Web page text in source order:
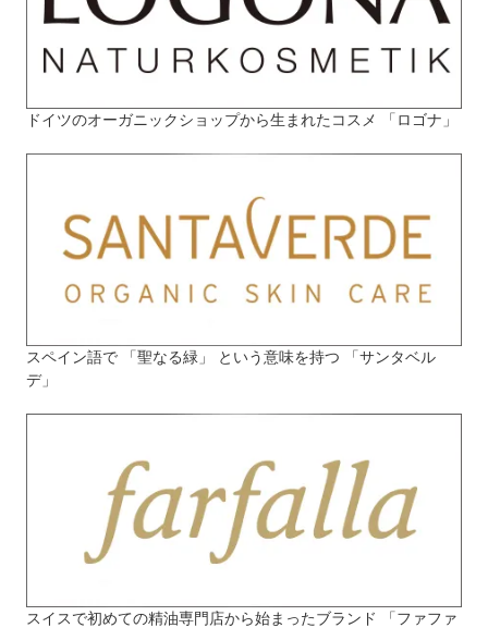
ドイツのオーガニックショップから生まれたコスメ 「ロゴナ」
スペイン語で 「聖なる緑」 という意味を持つ 「サンタベル
デ」
スイスで初めての精油専門店から始まったブランド 「ファファ